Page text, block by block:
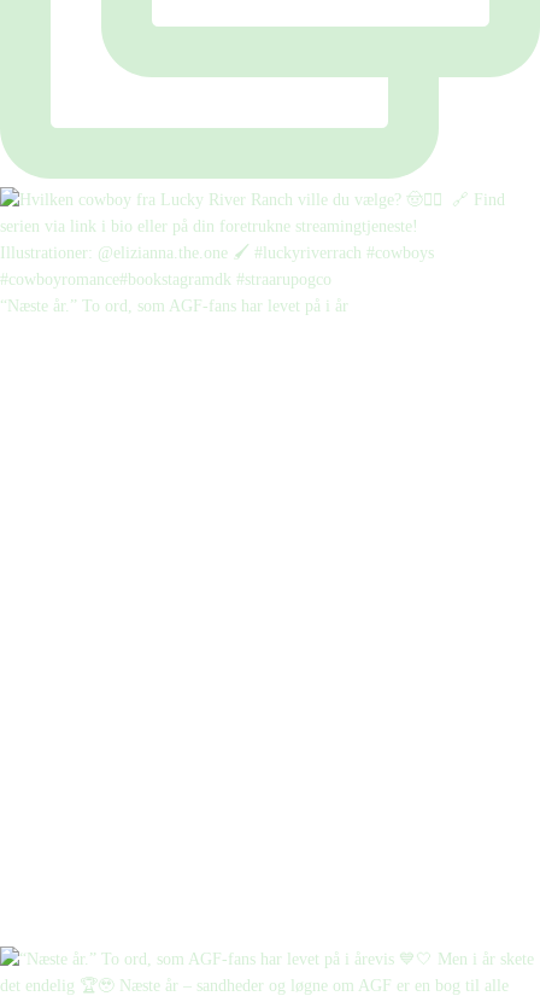
“Næste år.” To ord, som AGF-fans har levet på i år